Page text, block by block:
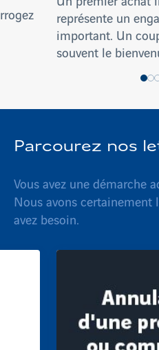
représente un
important. Un
souvent le
Parcourez nos
Vous avez une démarche
Nous avons
avez besoin.